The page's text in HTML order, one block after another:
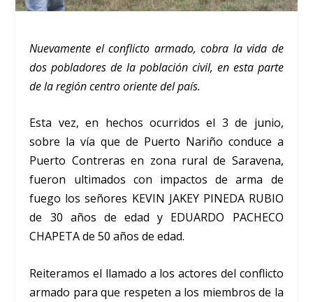
Nuevamente el conflicto armado, cobra la vida de
dos pobladores de la población civil, en esta parte
de la región centro oriente del país.
Esta vez, en hechos ocurridos el 3 de junio,
sobre la vía que de Puerto Nariño conduce a
Puerto Contreras en zona rural de Saravena,
fueron ultimados con impactos de arma de
fuego los señores KEVIN JAKEY PINEDA RUBIO
de 30 años de edad y EDUARDO PACHECO
CHAPETA de 50 años de edad.
Reiteramos el llamado a los actores del conflicto
armado para que respeten a los miembros de la